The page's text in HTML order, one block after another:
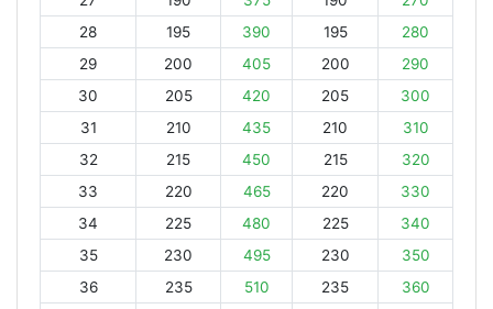
28
195 390 195
280
29
200 405 200
290
30
205 420 205
300
31
210 435 210
310
32
215 450 215
320
33
220 465 220
330
34
225 480 225
340
35
230 495 230
350
36
235 510 235
360